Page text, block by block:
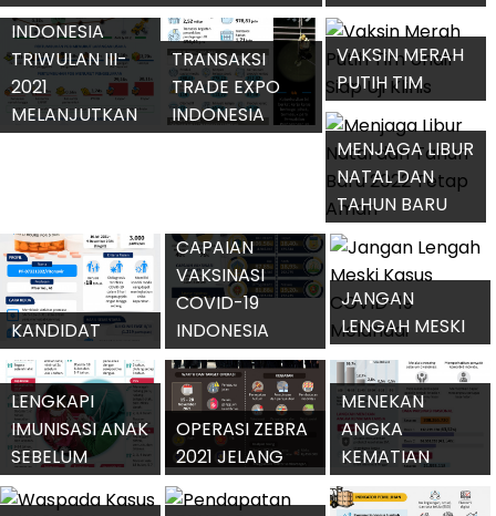
COVID-19 DI
INDONESIA
DARI LUAR
NEGERI
KERJASAMA
INDONESIA-UEA
INDONESIA
TRIWULAN III-
2021
MELANJUTKAN
TRANSAKSI
TRADE EXPO
INDONESIA
VAKSIN MERAH
PUTIH TIM
UNAIR SIAP UJI
KLINIS
MENJAGA LIBUR
NATAL DAN
TAHUN BARU
2022 TETAP
AMAN
KANDIDAT
OBAT COVID-19
PAXLOVID
CAPAIAN
VAKSINASI
COVID-19
INDONESIA
LAMPAUI
STANDAR WHO
JANGAN
LENGAH MESKI
KASUS COVID-
19 MELANDAI
LENGKAPI
IMUNISASI ANAK
SEBELUM
DIVAKSIN
OPERASI ZEBRA
2021 JELANG
NATAL DAN
MENEKAN
ANGKA
KEMATIAN
AKIBAT COVID-